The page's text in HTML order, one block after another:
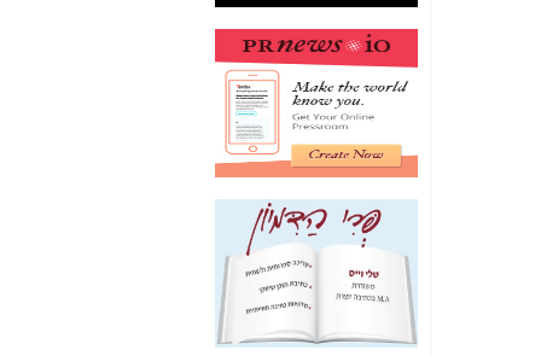
האם ביבי כשר
תקשורת עזר לקב'
בזק? -כאן
מה מקור ה-Fake
News שהביא לתפירת
תיק לביבי והעלמת
החשודים הנכונים -כאן
אחת הרגליים של "תיק
4000 התפור"
התמוטטה היום
בניצחון (כפול) של בזק
-
כאן
איך כתבות מפנקות